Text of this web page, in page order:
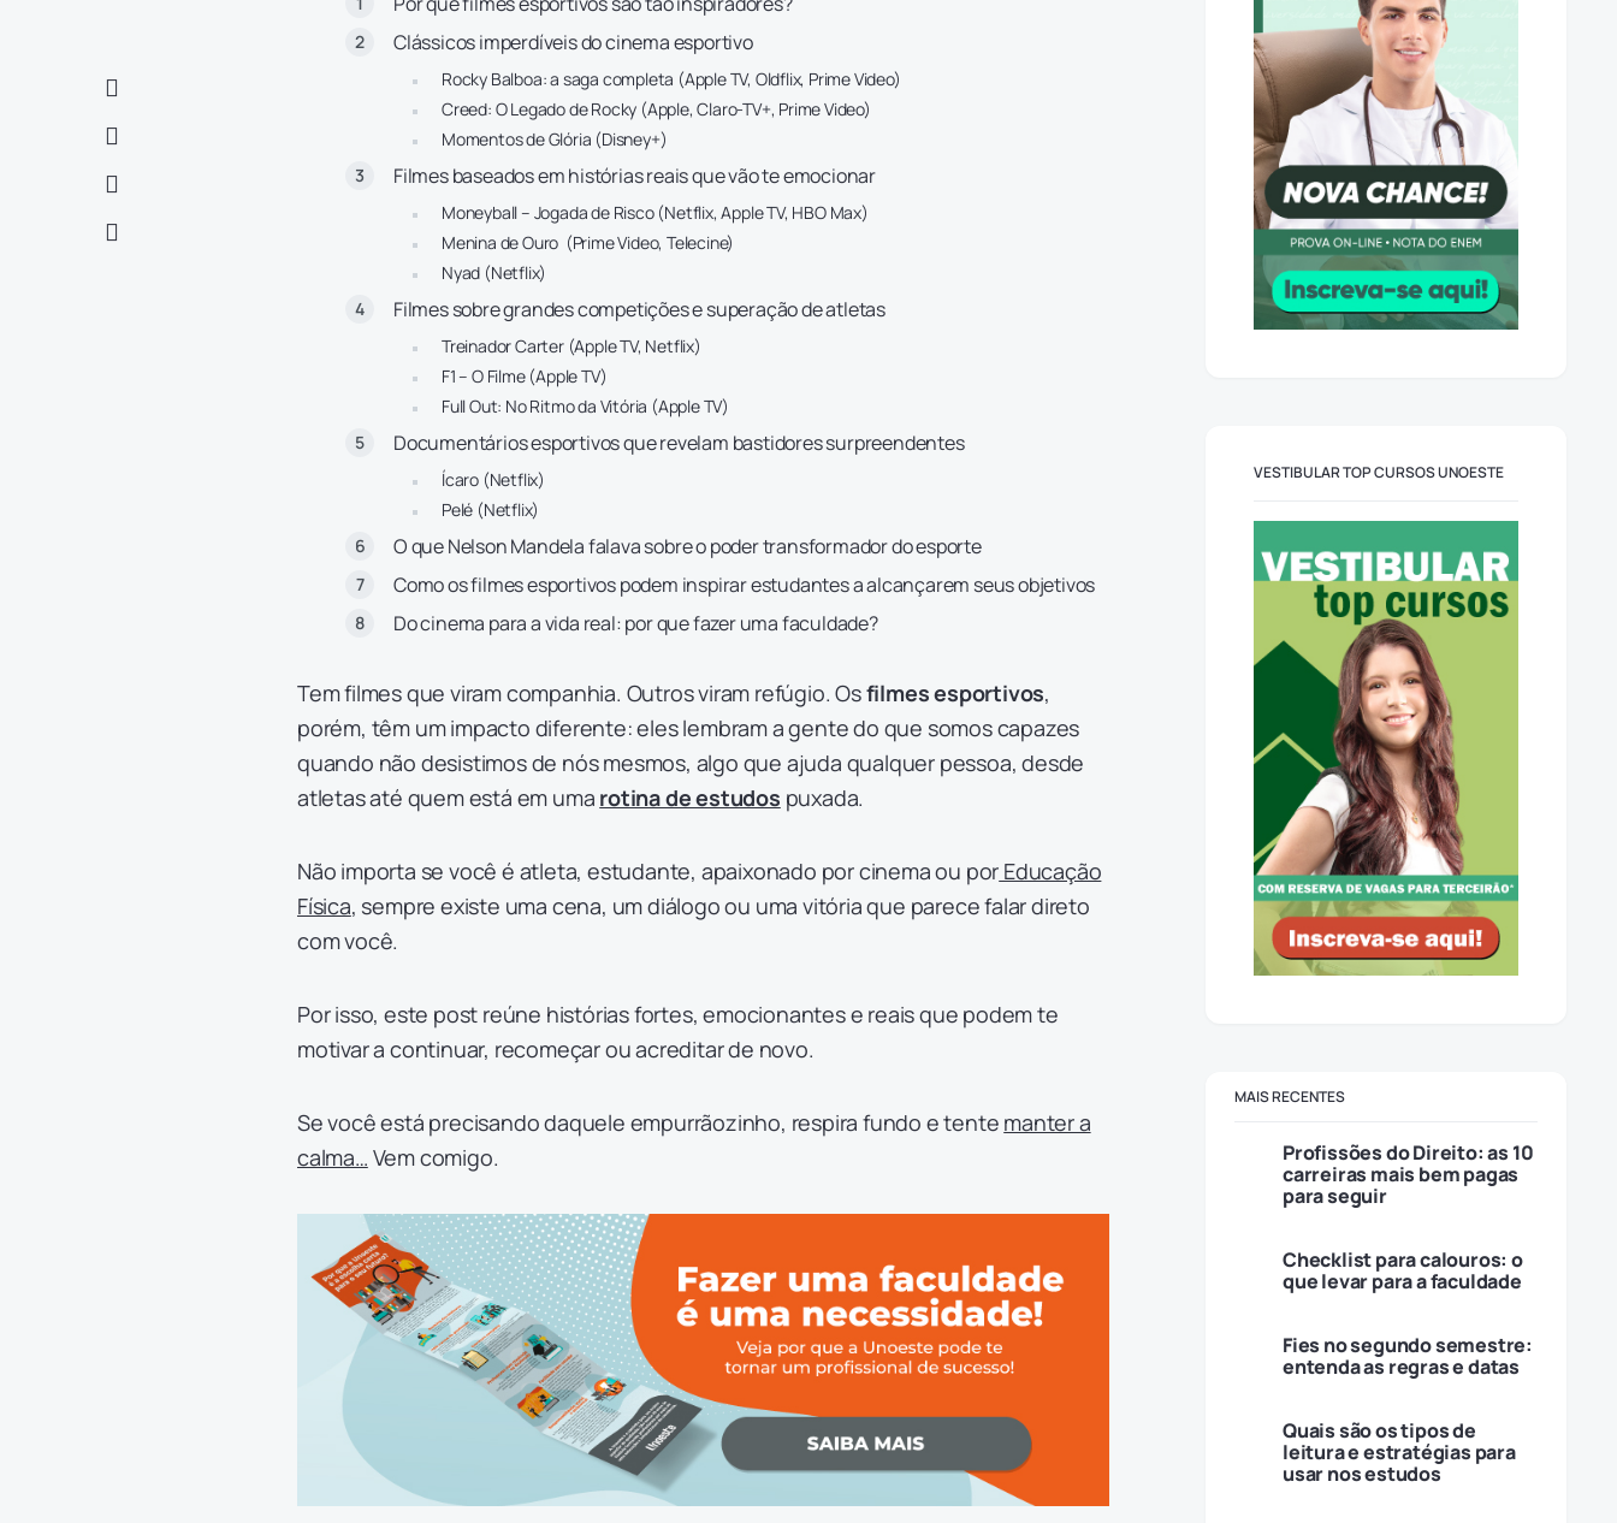
Clássicos imperdíveis do cinema esportivo
Rocky Balboa: a saga completa (Apple TV, Oldflix, Prime Video)
Creed: O Legado de Rocky (Apple, Claro-TV+, Prime Video)
Momentos de Glória (Disney+)
Filmes baseados em histórias reais que vão te emocionar
Moneyball – Jogada de Risco (Netflix, Apple TV, HBO Max)
Menina de Ouro (Prime Video, Telecine)
Nyad (Netflix)
Filmes sobre grandes competições e superação de atletas
Treinador Carter (Apple TV, Netflix)
F1 – O Filme (Apple TV)
Full Out: No Ritmo da Vitória (Apple TV)
Documentários esportivos que revelam bastidores surpreendentes
Ícaro (Netflix)
Pelé (Netflix)
O que Nelson Mandela falava sobre o poder transformador do esporte
Como os filmes esportivos podem inspirar estudantes a alcançarem seus objetivos
Do cinema para a vida real: por que fazer uma faculdade?
Tem filmes que viram companhia. Outros viram refúgio. Osfilmes esportivos,
porém, têm um impacto diferente: eles lembram a gente do que somos capazes
quando não desistimos de nós mesmos, algo que ajuda qualquer pessoa, desde
atletas até quem está em uma rotina de estudos puxada.
Não importa se você é atleta, estudante, apaixonado por cinema ou por Educação
Física, sempre existe uma cena, um diálogo ou uma vitória que parece falar direto
com você.
Por isso, este post reúne histórias fortes, emocionantes e reais que podem te
motivar a continuar, recomeçar ou acreditar de novo.
Se você está precisando daquele empurrãozinho, respira fundo e tente manter a
calma… Vem comigo.
VESTIBULAR TOP CURSOS UNOESTE
MAIS RECENTES
Profissões do Direito: as 10
carreiras mais bem pagas
para seguir
Checklist para calouros: o
que levar para a faculdade
Fies no segundo semestre:
entenda as regras e datas
Quais são os tipos de
leitura e estratégias para
usar nos estudos